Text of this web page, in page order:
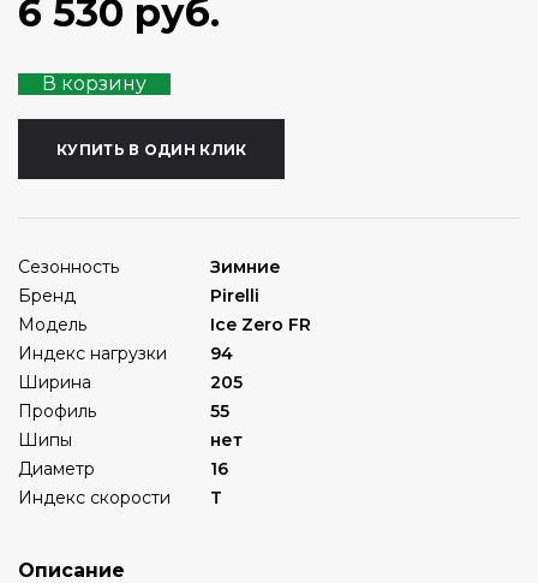
6 530 руб.
В корзину
КУПИТЬ В ОДИН КЛИК
Сезонность
Зимние
Бренд
Pirelli
Модель
Ice Zero FR
Индекс нагрузки
94
Ширина
205
Профиль
55
Шипы
нет
Диаметр
16
Индекс скорости
T
Описание